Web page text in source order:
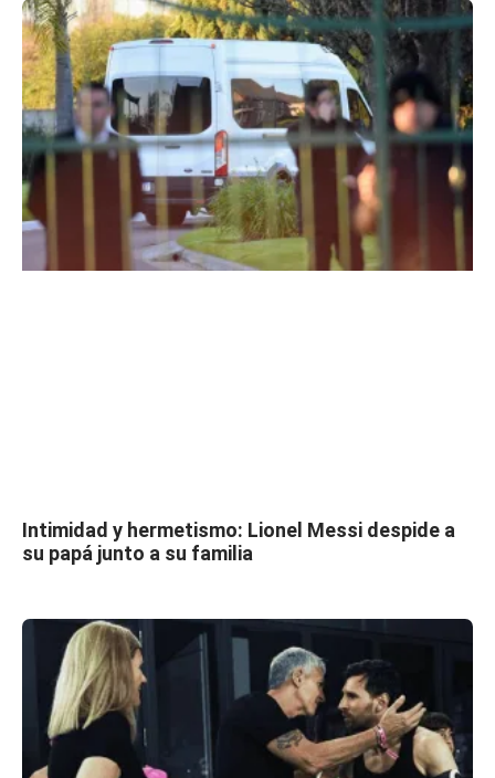
Intimidad y hermetismo: Lionel Messi despide a
su papá junto a su familia